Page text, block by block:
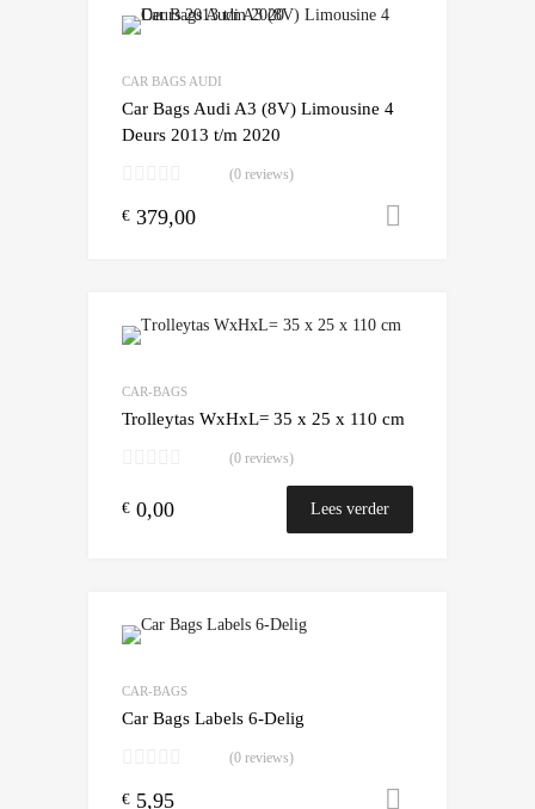
CAR BAGS AUDI
Car Bags Audi A3 (8V) Limousine 4
Deurs 2013 t/m 2020
(0 reviews)
€ 379,00
CAR-BAGS
Trolleytas WxHxL= 35 x 25 x 110 cm
(0 reviews)
€ 0,00 Lees verder
CAR-BAGS
Car Bags Labels 6-Delig
(0 reviews)
€ 5,95